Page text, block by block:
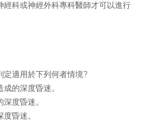
經科或神經外科專科醫師才可以進行
定適用於下列何者情境?
的深度昏迷。
度昏迷。
昏迷。